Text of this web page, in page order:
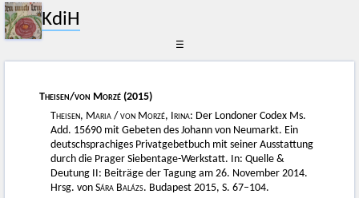
KdiH
☰
Theisen/von Morzé (2015)
Theisen, Maria /von Morzé, Irina: Der Londoner Codex Ms.
Add. 15690 mit Gebeten des Johann von Neumarkt. Ein
deutschsprachiges Privatgebetbuch mit seiner Ausstattung
durch die Prager Siebentage-Werkstatt. In: Quelle &
Deutung II: Beiträge der Tagung am 26. November 2014.
Hrsg. vonSára Balázs. Budapest 2015, S. 67–104.